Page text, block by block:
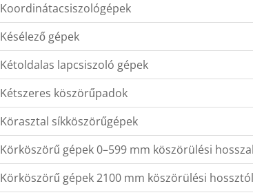
Koordinátacsiszológépek
Késélező gépek
Kétoldalas lapcsiszoló gépek
Kétszeres köszörűpadok
Körasztal síkköszörűgépek
Körköszörű gépek 0–599 mm köszörülési hosszal
Körköszörű gépek 2100 mm köszörülési hossztól